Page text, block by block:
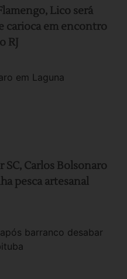
Lico será
carioca em encontro
RJ
SC, Carlos Bolsonaro
pesca artesanal